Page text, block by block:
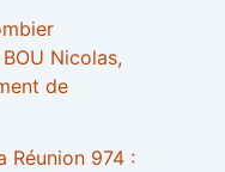
Nicolas,
de
Réunion 974 :